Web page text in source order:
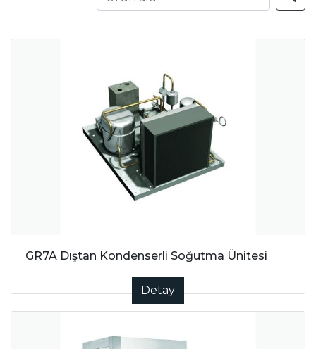
GR7A Dıştan Kondenserli Soğutma Ünitesi
Detay